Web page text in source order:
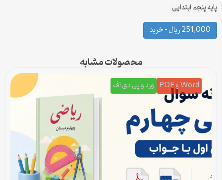
پایه پنجم ابتدایی
251,000 ریال – خرید
محصولات مشابه
Word و PDF ورد و پی دی اف